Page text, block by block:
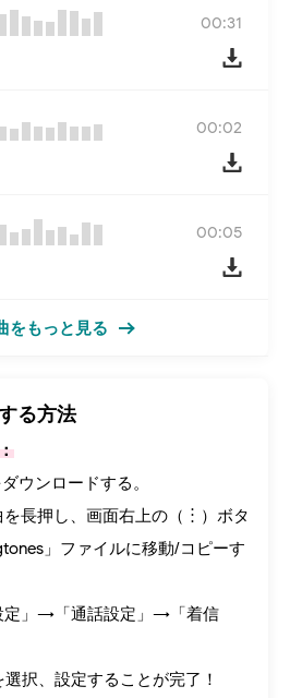
00:31
00:02
00:05
をもっと見る
る方法
ウンロードする。
長押し、画面右上の（︙）ボタ
」ファイルに移動/コピーす
定」→「通話設定」→「着信
択、設定することが完了！